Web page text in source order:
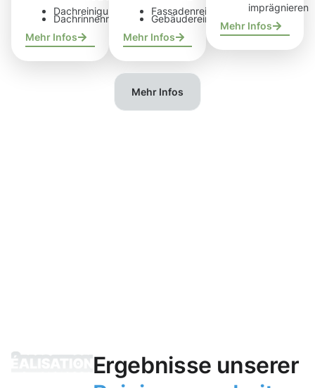
Dachreinigung
Dachrinnenreinigung
Mehr Infos
Fassadenreinigung
Gebäudereinigung
Mehr Infos
imprägnieren
Mehr Infos
Mehr Infos
Ergebnisse unserer